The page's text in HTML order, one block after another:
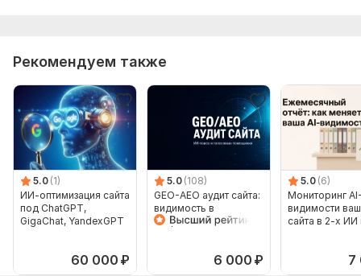
Рекомендуем также
5.0 (1)
ИИ-оптимизация сайта
под ChatGPT,
GigaChat, YandexGPT
60 000 ₽
5.0 (108)
GEO-AEO аудит сайта:
видимость в
нейропоиске и ИИ-
6 000 ₽
5.0 (6)
Мониторинг
видимости
сайта в 2-х ИИ
7